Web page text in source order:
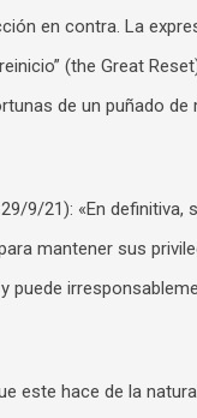
en contra. La
(the Great
de un puñado de
9/21): «En definitiva,
mantener sus
puede
este hace de la